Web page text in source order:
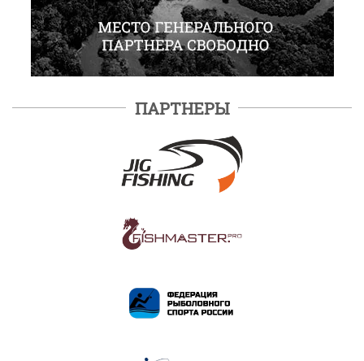
ПАРТНЕРЫ
ПОДРОБНЕЕ
ПОДРОБНЕЕ
ПОДРОБНЕЕ